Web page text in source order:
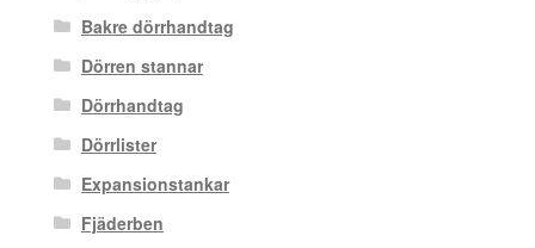
Bakre dörrhandtag
Dörren stannar
Dörrhandtag
Dörrlister
Expansionstankar
Fjäderben